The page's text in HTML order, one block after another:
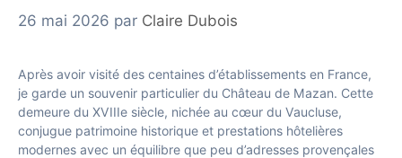
26 mai 2026 par Claire Dubois
Après avoir visité des centaines d’établissements en France,
je garde un souvenir particulier du Château de Mazan. Cette
demeure du XVIIIe siècle, nichée au cœur du Vaucluse,
conjugue patrimoine historique et prestations hôtelières
modernes avec un équilibre que peu d’adresses provençales